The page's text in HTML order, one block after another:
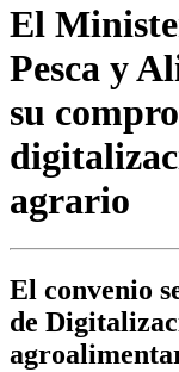
El
Pesca y
su
agrario
El convenio
de